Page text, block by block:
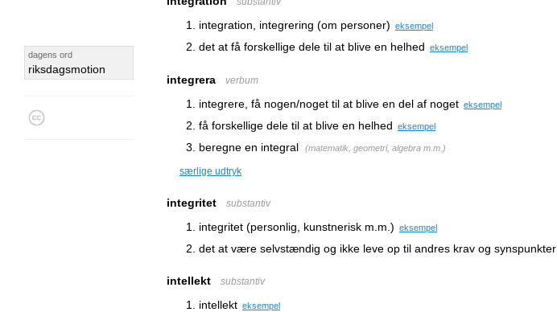
dagens ord
riksdagsmotion
integration, integrering (om personer) eksempel
det at få forskellige dele til at blive en helhed eksempel
integrera verbum
integrere, få nogen/noget til at blive en del af noget eksempel
få forskellige dele til at blive en helhed eksempel
beregne en integral (matematik, geometri, algebra m.m. )
særlige udtryk
integritet substantiv
integritet (personlig, kunstnerisk m.m.) eksempel
det at være selvstændig og ikke leve op til andres krav og synspunkter
intellekt substantiv
intellekt eksempel